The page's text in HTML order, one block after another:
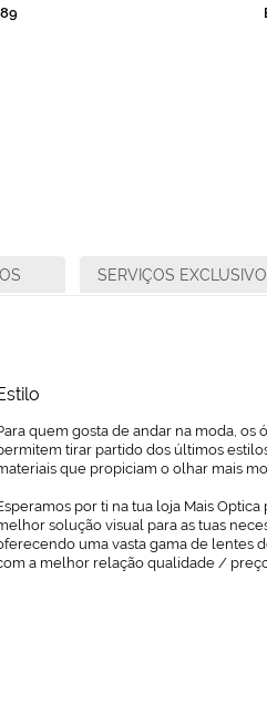
quem gosta de andar na moda, os
tirar partido dos últimos
que propiciam o olhar mais
por ti na tua loja Mais
solução visual para as tuas
uma vasta gama de lentes
a melhor relação qualidade /
SERVIÇOS